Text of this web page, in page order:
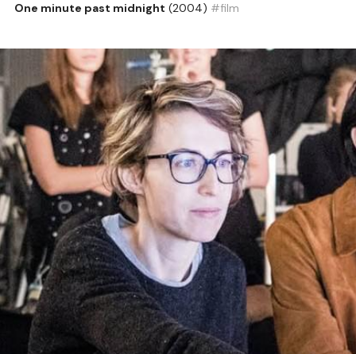
One minute past midnight (2004) #film